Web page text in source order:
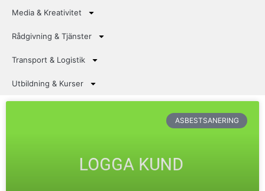
Media & Kreativitet
Rådgivning & Tjänster
Transport & Logistik
Utbildning & Kurser
ASBESTSANERING